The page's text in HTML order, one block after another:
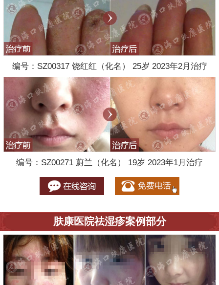
编号：SZ00317 饶红红（化名） 25岁 2023年2月治疗
编号：SZ00271 蔚兰（化名） 19岁 2023年1月治疗
肤康医院祛湿疹案例部分